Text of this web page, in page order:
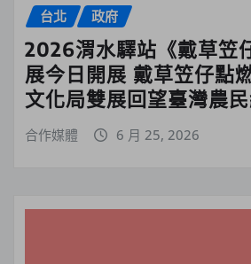
台北 政府
2026渭水驛站《戴草笠
展今日開展 戴草笠仔點
文化局雙展回望臺灣農
合作媒體 6 月 25, 2026